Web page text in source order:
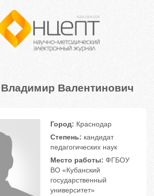
Валентинович
Город: Краснодар
Степень: кандидат
педагогических наук
Место работы: ФГБОУ
ВО «Кубанский
государственный
университет»